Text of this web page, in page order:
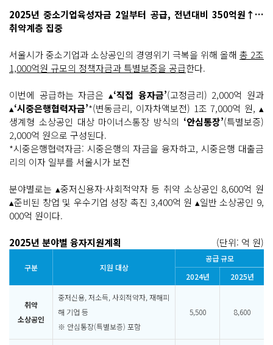
2025년 중소기업육성자금 2일부터 공급, 전년대비 350억원↑…
취약계층 집중
서울시가 중소기업과 소상공인의 경영위기 극복을 위해 올해 총 2조
1,000억원 규모의 정책자금과 특별보증을 공급한다.
이번에 공급하는 자금은 ▴‘직접 융자금’(고정금리) 2,000억 원과
▴‘시중은행협력자금’*(변동금리, 이자차액보전) 1조 7,000억 원, ▴
생계형 소상공인 대상 마이너스통장 방식의 ‘안심통장’(특별보증)
2,000억 원으로 구성된다.
*시중은행협력자금: 시중은행의 자금을 융자하고, 시중은행 대출금
리의 이자 일부를 서울시가 보전
분야별로는 ▴중저신용자·사회적약자 등 취약 소상공인 8,600억 원
▴준비된 창업 및 우수기업 성장 촉진 3,400억 원 ▴일반 소상공인 9,
000억 원이다.
2025년 분야별 융자지원계획 (단위: 억 원)
구분 지원 대상
공급 규모
2024년
2025년
취약
소상공인
중저신용, 저소득, 사회적약자, 재해피
해 기업 등
※ 안심통장(특별보증) 포함
5,500 8,600